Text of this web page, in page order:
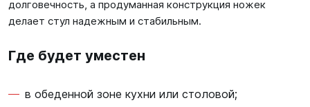
долговечность, а продуманная конструкция ножек
делает стул надежным и стабильным.
Где будет уместен
в обеденной зоне кухни или столовой;